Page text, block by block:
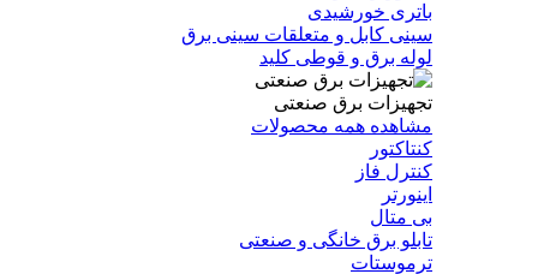
باتری خورشیدی
سینی کابل و متعلقات سینی برق
لوله برق و قوطی کلید
تجهیزات برق صنعتی
مشاهده همه محصولات
کنتاکتور
کنترل فاز
اینورتر
بی متال
تابلو برق خانگی و صنعتی
ترموستات